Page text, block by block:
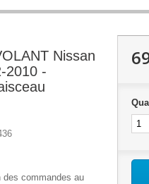
Nissan
2010 -
des commandes au